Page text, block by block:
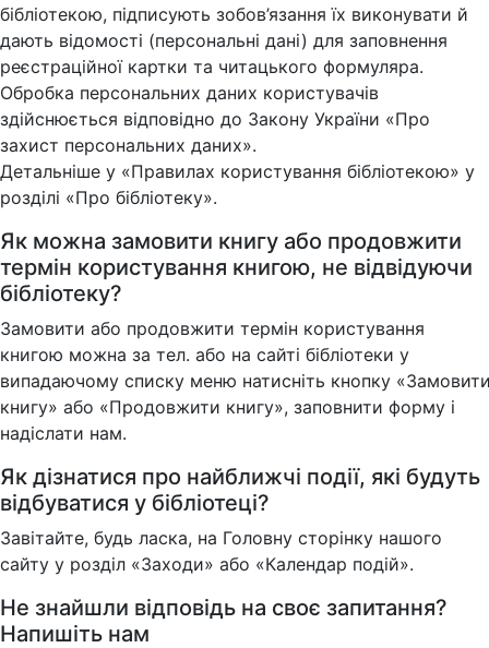
бібліотекою, підписують зобов’язання їх виконувати й
дають відомості (персональні дані) для заповнення
реєстраційної картки та читацького формуляра.
Обробка персональних даних користувачів
здійснюється відповідно до Закону України «Про
захист персональних даних».
Детальніше у «Правилах користування бібліотекою» у
розділі «Про бібліотеку».
Як можна замовити книгу або продовжити
термін користування книгою, не відвідуючи
бібліотеку?
Замовити або продовжити термін користування
книгою можна за тел. або на сайті бібліотеки у
випадаючому списку меню натисніть кнопку
книгу» або «Продовжити книгу», заповнити форму і
надіслати нам.
Як дізнатися про найближчі події, які будуть
відбуватися у бібліотеці?
Завітайте, будь ласка, на Головну сторінку нашого
сайту у розділ «Заходи» або «Календар подій».
Не знайшли відповідь на своє запитання?
Напишіть нам